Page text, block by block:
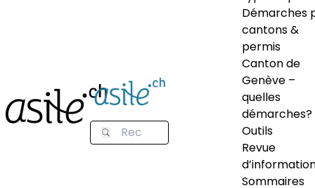
Démarches
cantons &
permis
Canton de
Genève –
quelles
démarches?
Outils
Revue
Sommaires